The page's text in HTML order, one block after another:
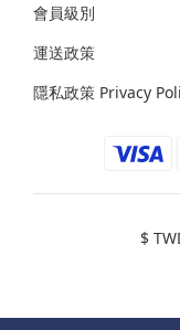
會員級別
運送政策
隱私政策 Privacy
$